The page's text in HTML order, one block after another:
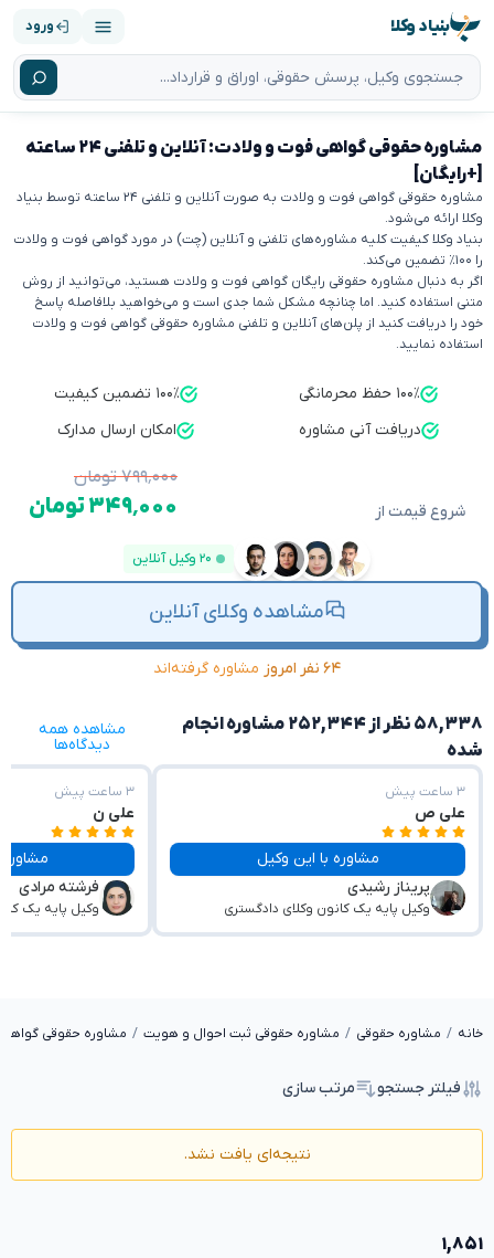
بنیاد وکلا ورود
مشاوره حقوقی گواهی فوت و ولادت: آنلاین و تلفنی ۲۴ ساعته
[+رایگان]
مشاوره حقوقی گواهی فوت و ولادت به صورت آنلاین و تلفنی ۲۴ ساعته توسط بنیاد
وکلا ارائه می‌شود.
بنیاد وکلا کیفیت کلیه مشاوره‌های تلفنی و آنلاین (چت) در مورد گواهی فوت و ولادت
را ۱۰۰٪ تضمین می‌کند.
اگر به دنبال مشاوره حقوقی رایگان گواهی فوت و ولادت هستید، می‌توانید از روش
متنی استفاده کنید. اما چنانچه مشکل شما جدی است و می‌خواهید بلافاصله پاسخ
خود را دریافت کنید از پلن‌های آنلاین و تلفنی مشاوره حقوقی گواهی فوت و ولادت
استفاده نمایید.
۱۰۰٪ حفظ محرمانگی
۱۰۰٪ تضمین کیفیت
دریافت آنی مشاوره
امکان ارسال مدارک
شروع قیمت از
۷۹۹٬۰۰۰ تومان
۳۴۹٬۰۰۰ تومان
۲۰ وکیل آنلاین
مشاهده وکلای آنلاین
۶۴ نفر امروز مشاوره گرفته‌اند
۵۸,۳۳۸ نظر از ۲۵۲,۳۴۴ مشاوره انجام
شده
مشاهده همه
دیدگاه‌ها
۳ ساعت پیش
علی ص
مشاوره با این وکیل
پریناز رشیدی
وکیل پایه یک کانون وکلای دادگستری
۳ ساعت پیش
علی ن
مشاوره با این
فرشته‌ مرادی
وکیل پایه یک
خانه مشاوره حقوقی مشاوره حقوقی ثبت احوال و هویت مشاوره حقوقی
فیلتر جستجو مرتب سازی
نتیجه‌ای یافت نشد.
۱,۸۵۱